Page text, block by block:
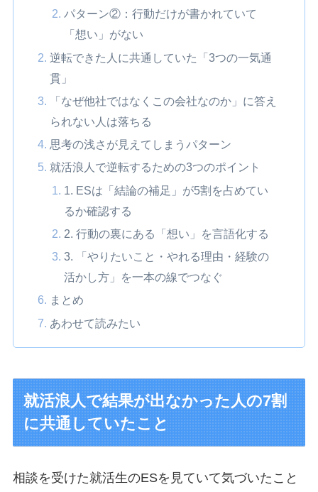
パターン②：行動だけが書かれていて
「想い」がない
逆転できた人に共通していた「3つの一気通
貫」
「なぜ他社ではなくこの会社なのか」に答え
られない人は落ちる
思考の浅さが見えてしまうパターン
就活浪人で逆転するための3つのポイント
1. ESは「結論の補足」が5割を占めてい
るか確認する
2. 行動の裏にある「想い」を言語化する
3. 「やりたいこと・やれる理由・経験の
活かし方」を一本の線でつなぐ
まとめ
あわせて読みたい
就活浪人で結果が出なかった人の7割
に共通していたこと
相談を受けた就活生のESを見ていて気づいたこと